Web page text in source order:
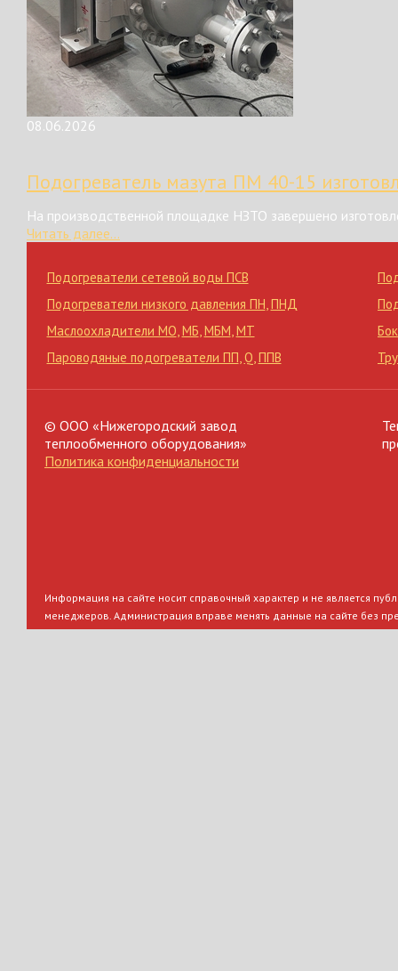
08.06.2026
Подогреватель мазута ПМ 40-15
На производственной площадке НЗТО завершено
Читать далее...
Подогреватели сетевой воды ПСВ
Подогреватели низкого давления ПН,ПНД
Маслоохладители МО,МБ,МБМ,МТ
Пароводяные подогреватели ПП,Q,ППВ
© ООО «Нижегородский завод
теплообменного оборудования»
Политика конфиденциальности
Информация на сайте носит справочный характер и не является
менеджеров. Администрация вправе менять данные на сайте без